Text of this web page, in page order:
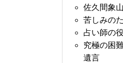
佐久間象
苦しみの
占い師の
究極の困
遺言